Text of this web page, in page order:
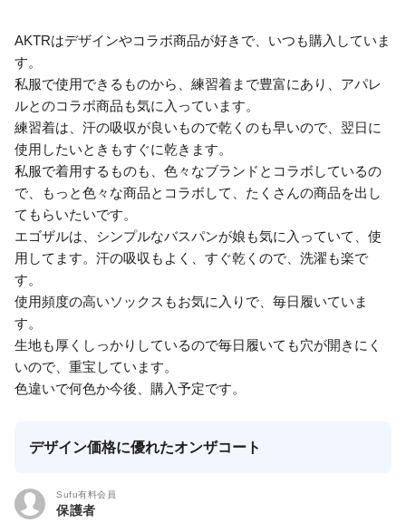
AKTRはデザインやコラボ商品が好きで、いつも購入していま
す。
私服で使用できるものから、練習着まで豊富にあり、アパレ
ルとのコラボ商品も気に入っています。
練習着は、汗の吸収が良いもので乾くのも早いので、翌日に
使用したいときもすぐに乾きます。
私服で着用するものも、色々なブランドとコラボしているの
で、もっと色々な商品とコラボして、たくさんの商品を出し
てもらいたいです。
エゴザルは、シンプルなバスパンが娘も気に入っていて、使
用してます。汗の吸収もよく、すぐ乾くので、洗濯も楽で
す。
使用頻度の高いソックスもお気に入りで、毎日履いていま
す。
生地も厚くしっかりしているので毎日履いても穴が開きにく
いので、重宝しています。
色違いで何色か今後、購入予定です。
デザイン価格に優れたオンザコート
Sufu有料会員
保護者